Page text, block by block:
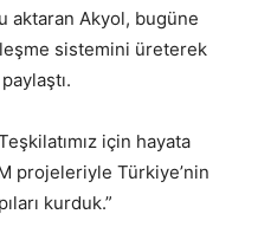
aktaran Akyol, bugüne
sistemini üreterek
için hayata
projeleriyle Türkiye’nin
kurduk.”